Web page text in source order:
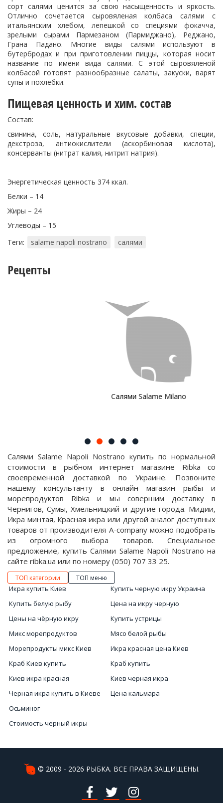
сорт салями ценится за свою насыщенность и яркость.
Отлично сочетается сыровяленая колбаса салями с
итальянским хлебом, лепешкой со специями фокачча,
зрелыми сырами Пармезаном (Пармиджано), Реджано,
Грана Падано. Многие виды салями используют в
бутербродах и при приготовлении пиццы, которая носит
название по имени вида салями. С этой сыровяленой
колбасой готовят разнообразные салаты, закуски, варят
супы и похлебки.
Пищевая ценность и хим. состав
Состав:
свинина, соль, натуральные вкусовые добавки, специи,
декстроза, антиокислители (аскорбиновая кислота),
консерванты (нитрат калия, нитрит натрия).
Энергетическая ценность 374 ккал.
Белки – 14
Жиры – 24
Углеводы – 15
Теги:
salame napoli nostrano салями
Рецепты
Салями Salame Milano
Салями Salame Napoli Nostrano купить по нормальной
стоимости в рыбном интернет магазине Ribka со
своевременной доставкой по Украине. Позвоните
нашему консультанту в онлайн магазин рыбы и
морепродуктов Ribka и мы совершим доставку в
Чернигов, Сумы, Хмельницкий и другие города. Мидии,
Икра минтая, Красная икра или другой аналог доступных
товаров от производителя A-company можно подобрать
из огромного выбора товаров. Специальное
предложение, купить Салями Salame Napoli Nostrano на
сайте ribka.ua или по номеру (050) 707 33 25.
ТОП категории ТОП меню
Икра купить Киев
Купить белую рыбу
Цены на чёрную икру
Микс морепродуктов
Морепродукты микс Киев
Краб Киев купить
Киев икра красная
Черная икра купить в Киеве
Купить черную икру Украина
Цена на икру черную
Купить устрицы
Мясо белой рыбы
Икра красная цена Киев
Краб купить
Киев черная икра
Цена кальмара
Осьминог
Стоимость черный икры
Доставка рыбы Киев
Заказать морских ежей
© 2009 - 2026 РЫБКА. ВСЕ ПРАВА ЗАЩИЩЕНЫ.